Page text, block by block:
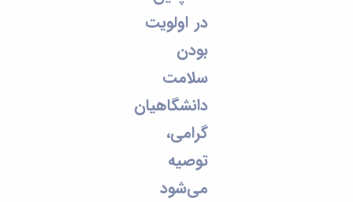
در اولویت
بودن
سلامت
دانشگاهیان
گرامی،
توصیه
می‌شود